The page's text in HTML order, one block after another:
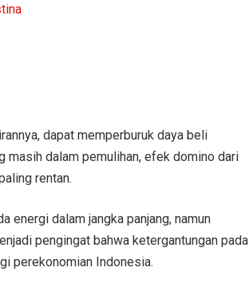
dapat memperburuk daya beli
masih dalam pemulihan, efek domino dari
rentan.
energi dalam jangka panjang, namun
pengingat bahwa ketergantungan pada
perekonomian Indonesia.